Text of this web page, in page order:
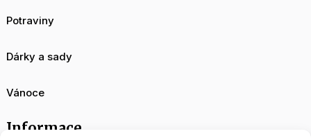
Potraviny
Dárky a sady
Vánoce
Informace